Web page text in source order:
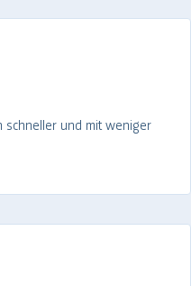
schneller und mit weniger